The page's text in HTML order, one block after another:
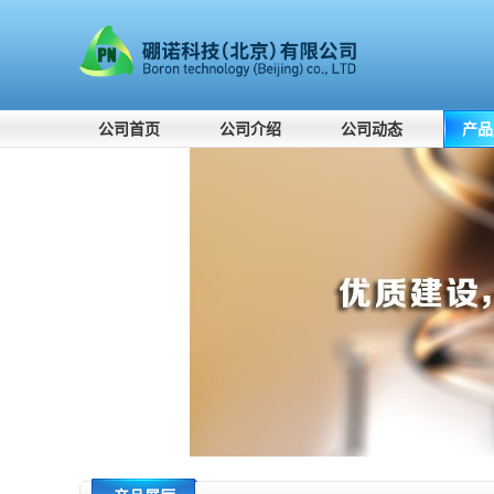
公司首页 公司介绍 公司动态 产